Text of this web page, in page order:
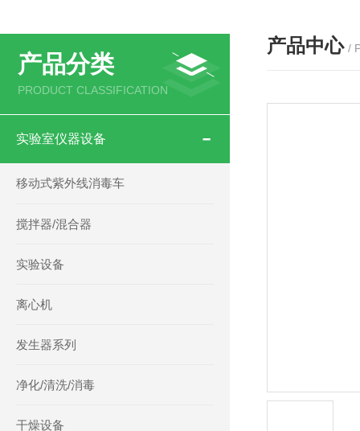
产品分类
PRODUCT CLASSIFICATION
实验室仪器设备
移动式紫外线消毒车
搅拌器/混合器
实验设备
离心机
发生器系列
净化/清洗/消毒
干燥设备
产品中心 /